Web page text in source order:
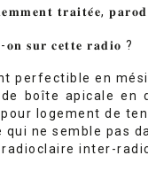
𝐭𝐫𝐚𝐢𝐭𝐞́𝐞,
𝐬𝐮𝐫 𝐜𝐞𝐭𝐭𝐞 𝐫𝐚𝐝𝐢𝐨 ?
perfectible en
boîte apicale en
logement de
qui ne semble pas
radioclaire inter-